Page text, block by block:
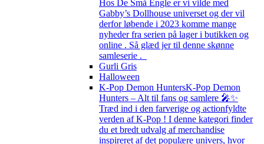
Hos De Små Engle er vi vilde med
Gabby’s Dollhouse universet og der vil
derfor løbende i 2023 komme mange
nyheder fra serien på lager i butikken og
online . Så glæd jer til denne skønne
samleserie .
Gurli Gris
Halloween
K-Pop Demon HuntersK-Pop Demon
Hunters – Alt til fans og samlere 🎤✨
Træd ind i den farverige og actionfyldte
verden af K-Pop ! I denne kategori finder
du et bredt udvalg af merchandise
inspireret af det populære univers, hvor